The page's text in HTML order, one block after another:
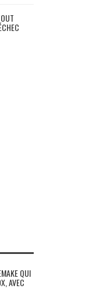
QUI
AVEC